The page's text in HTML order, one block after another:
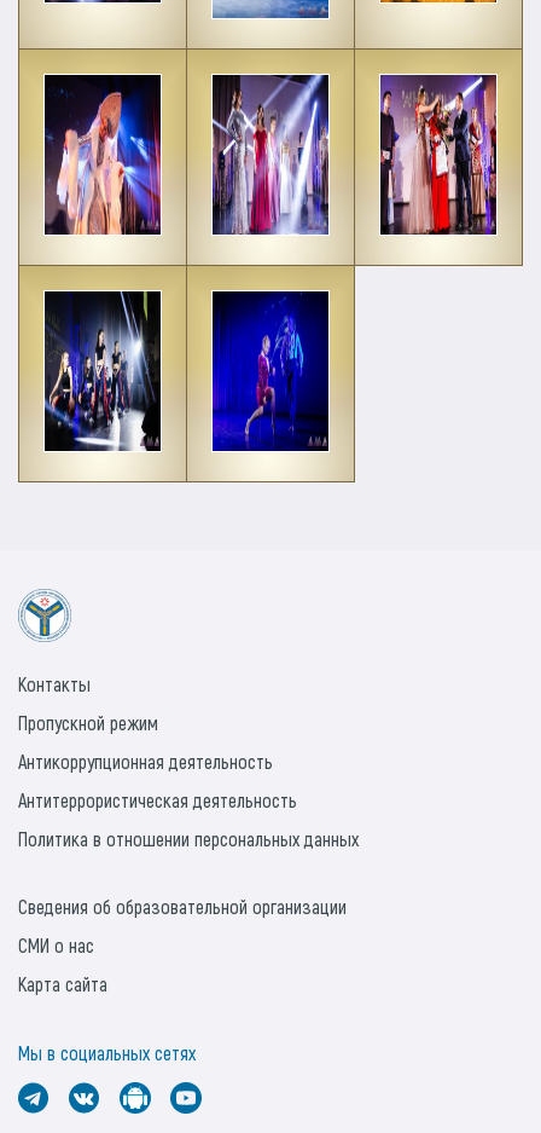
Контакты
Пропускной режим
Антикоррупционная деятельность
Антитеррористическая деятельность
Политика в отношении персональных данных
Сведения об образовательной организации
СМИ о нас
Карта сайта
Мы в социальных сетях